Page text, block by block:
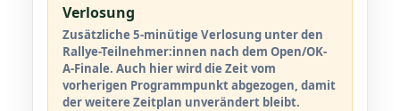
Verlosung
Zusätzliche 5-minütige Verlosung unter den
Rallye-Teilnehmer:innen nach dem Open/OK-
A-Finale. Auch hier wird die Zeit vom
vorherigen Programmpunkt abgezogen, damit
der weitere Zeitplan unverändert bleibt.